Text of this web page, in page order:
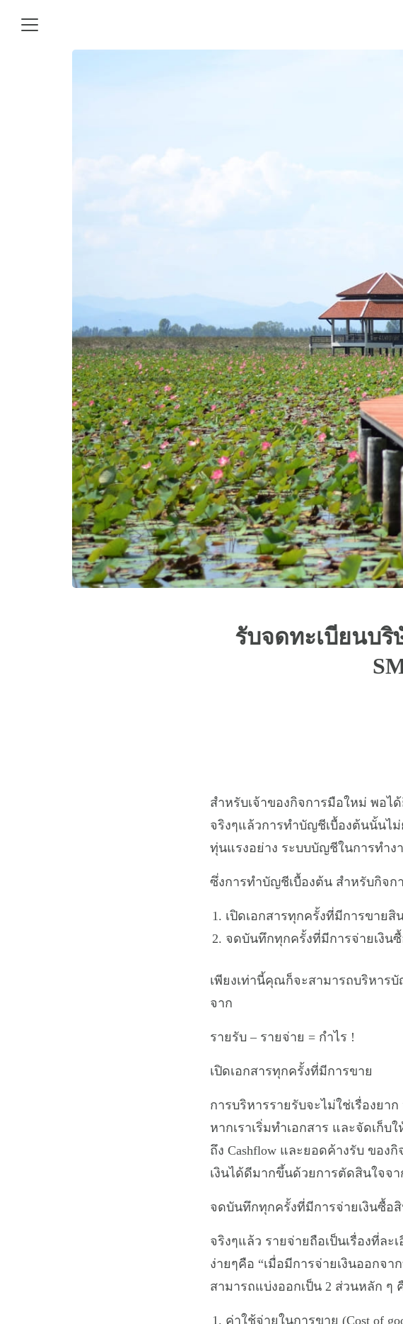
รับจดทะเบียนบริ
สำหรับเจ้าของกิจการมือใหม่ พอไ
จริงๆแล้วการทำบัญชีเบื้องต้นนั้นไ
ทุ่นแรงอย่าง ระบบบัญชีในการทำง
ซึ่งการทำบัญชีเบื้องต้น สำหรับกิจก
เปิดเอกสารทุกครั้งที่มีการขายสิ
จดบันทึกทุกครั้งที่มีการจ่ายเงิน
เพียงเท่านี้คุณก็จะสามารถบริหาร
จาก
รายรับ – รายจ่าย = กำไร !
เปิดเอกสารทุกครั้งที่มีการขาย
การบริหารรายรับจะไม่ใช่เรื่องยา
หากเราเริ่มทำเอกสาร และจัดเก็
ถึง Cashflow และยอดค้างรับ ของ
เงินได้ดีมากขึ้นด้วยการตัดสินใจจา
จดบันทึกทุกครั้งที่มีการจ่ายเงินซื้อ
จริงๆแล้ว รายจ่ายถือเป็นเรื่องที่ล
ง่ายๆคือ “เมื่อมีการจ่ายเงินออกจ
สามารถแบ่งออกเป็น 2 ส่วนหลัก ๆ
ค่าใช้จ่ายในการขาย (Cost of